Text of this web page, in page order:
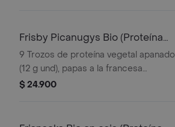
Frisby Picanugys Bio (Proteína
Vegetal)
9 Trozos de proteína vegetal apanado
(12 g und), papas a la francesa
mediana (60 g), ensalada de repollo
$ 24.900